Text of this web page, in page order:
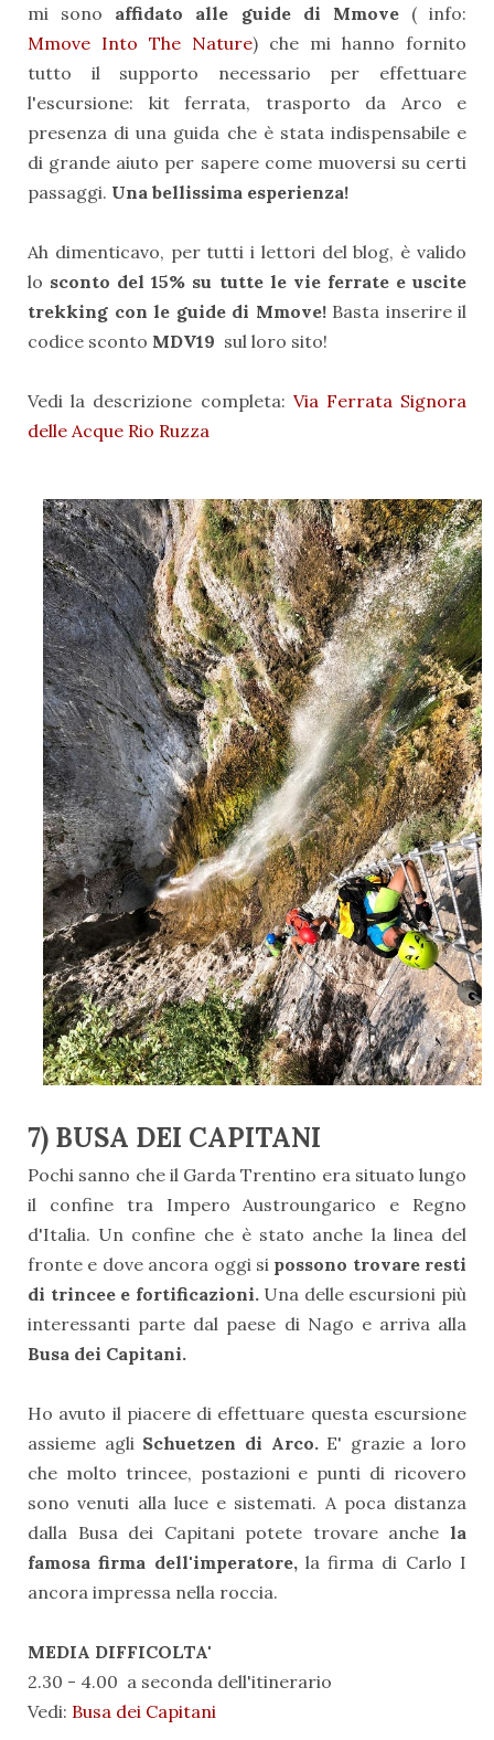
mi sono affidato alle guide di Mmove ( info:
Mmove Into The Nature) che mi hanno fornito
tutto il supporto necessario per effettuare
l'escursione: kit ferrata, trasporto da Arco e
presenza di una guida che è stata indispensabile e
di grande aiuto per sapere come muoversi su certi
passaggi. Una bellissima esperienza!
Ah dimenticavo, per tutti i lettori del blog, è valido
lo sconto del 15% su tutte le vie ferrate e uscite
trekking con le guide di Mmove! Basta inserire il
codice sconto MDV19 sul loro sito!
Vedi la descrizione completa: Via Ferrata Signora
delle Acque Rio Ruzza
7) BUSA DEI CAPITANI
Pochi sanno che il Garda Trentino era situato lungo
il confine tra Impero Austroungarico e Regno
d'Italia. Un confine che è stato anche la linea del
fronte e dove ancora oggi si possono trovare resti
di trincee e fortificazioni. Una delle escursioni più
interessanti parte dal paese di Nago e arriva alla
Busa dei Capitani.
Ho avuto il piacere di effettuare questa escursione
assieme agli Schuetzen di Arco.E' grazie a loro
che molto trincee, postazioni e punti di ricovero
sono venuti alla luce e sistemati. A poca distanza
dalla Busa dei Capitani potete trovare anche la
famosa firma dell'imperatore, la firma di Carlo I
ancora impressa nella roccia.
MEDIA DIFFICOLTA'
2.30 - 4.00 a seconda dell'itinerario
Vedi: Busa dei Capitani